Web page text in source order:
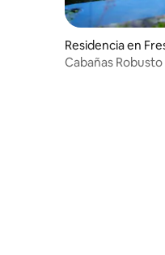
Residencia en
Cabañas Robusto